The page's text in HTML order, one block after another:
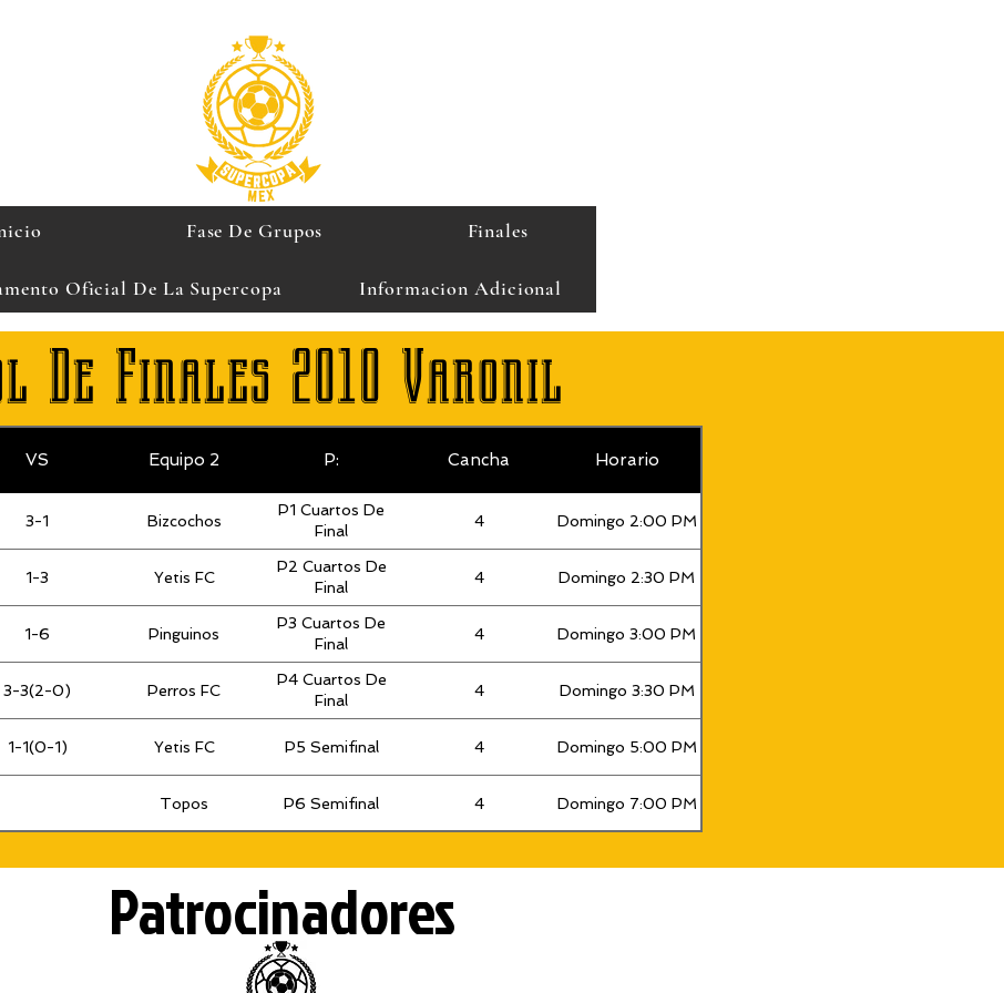
Fase De Grupos Finales
Oficial De La Supercopa Informacion Adicional
De Finales 2010 Varonil
VS Equipo 2 P: Cancha Horario
3-1 Bizcochos
P1 Cuartos De
Final
4 Domingo 2:00 PM
1-3 Yetis FC
P2 Cuartos De
Final
4 Domingo 2:30 PM
1-6 Pinguinos
P3 Cuartos De
Final
4 Domingo 3:00 PM
3-3(2-0) Perros FC
P4 Cuartos De
Final
4 Domingo 3:30 PM
1-1(0-1) Yetis FC P5 Semifinal 4 Domingo 5:00 PM
Topos P6 Semifinal 4 Domingo 7:00 PM
Patrocinadores